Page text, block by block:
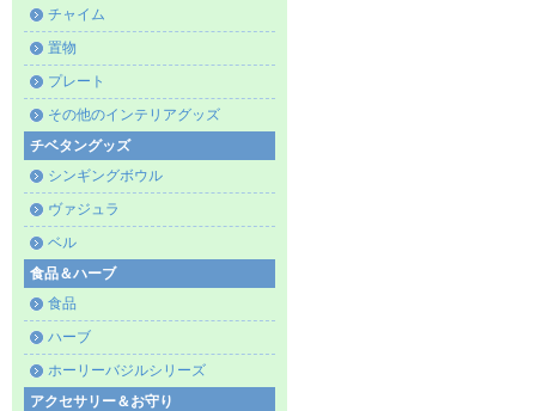
チャイム
置物
プレート
その他のインテリアグッズ
チベタングッズ
シンギングボウル
ヴァジュラ
ベル
食品＆ハーブ
食品
ハーブ
ホーリーバジルシリーズ
アクセサリー＆お守り